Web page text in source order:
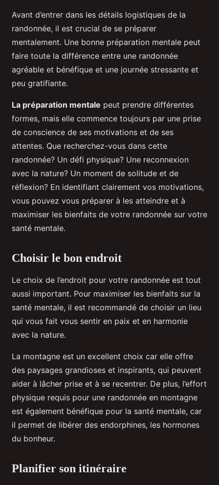
Avant d’entrer dans les détails logistiques de la
randonnée, il est crucial de se préparer
mentalement. Une bonne préparation mentale peut
faire toute la différence entre une randonnée
agréable et bénéfique et une journée stressante et
peu gratifiante.
La préparation mentale peut prendre différentes
formes, mais elle commence toujours par une prise
de conscience de ses motivations et de ses
attentes. Que recherchez-vous dans cette
randonnée? Un défi physique? Une reconnexion
avec la nature? Un moment de solitude et de
réflexion? En identifiant clairement vos motivations,
vous pouvez vous préparer à les atteindre et à
maximiser les bienfaits de votre randonnée sur votre
santé mentale.
Choisir le bon endroit
Le choix de l’endroit pour votre randonnée est tout
aussi important. Pour maximiser les bienfaits sur la
santé mentale, il est recommandé de choisir un lieu
qui vous fait vous sentir en paix et en harmonie
avec la nature.
La montagne est un excellent choix car elle offre
des paysages grandioses et inspirants, qui peuvent
aider à lâcher prise et à se recentrer. De plus, l’effort
physique requis pour une randonnée en montagne
est également bénéfique pour la santé mentale, car
il permet de libérer des endorphines, les hormones
du bonheur.
Planifier son itinéraire